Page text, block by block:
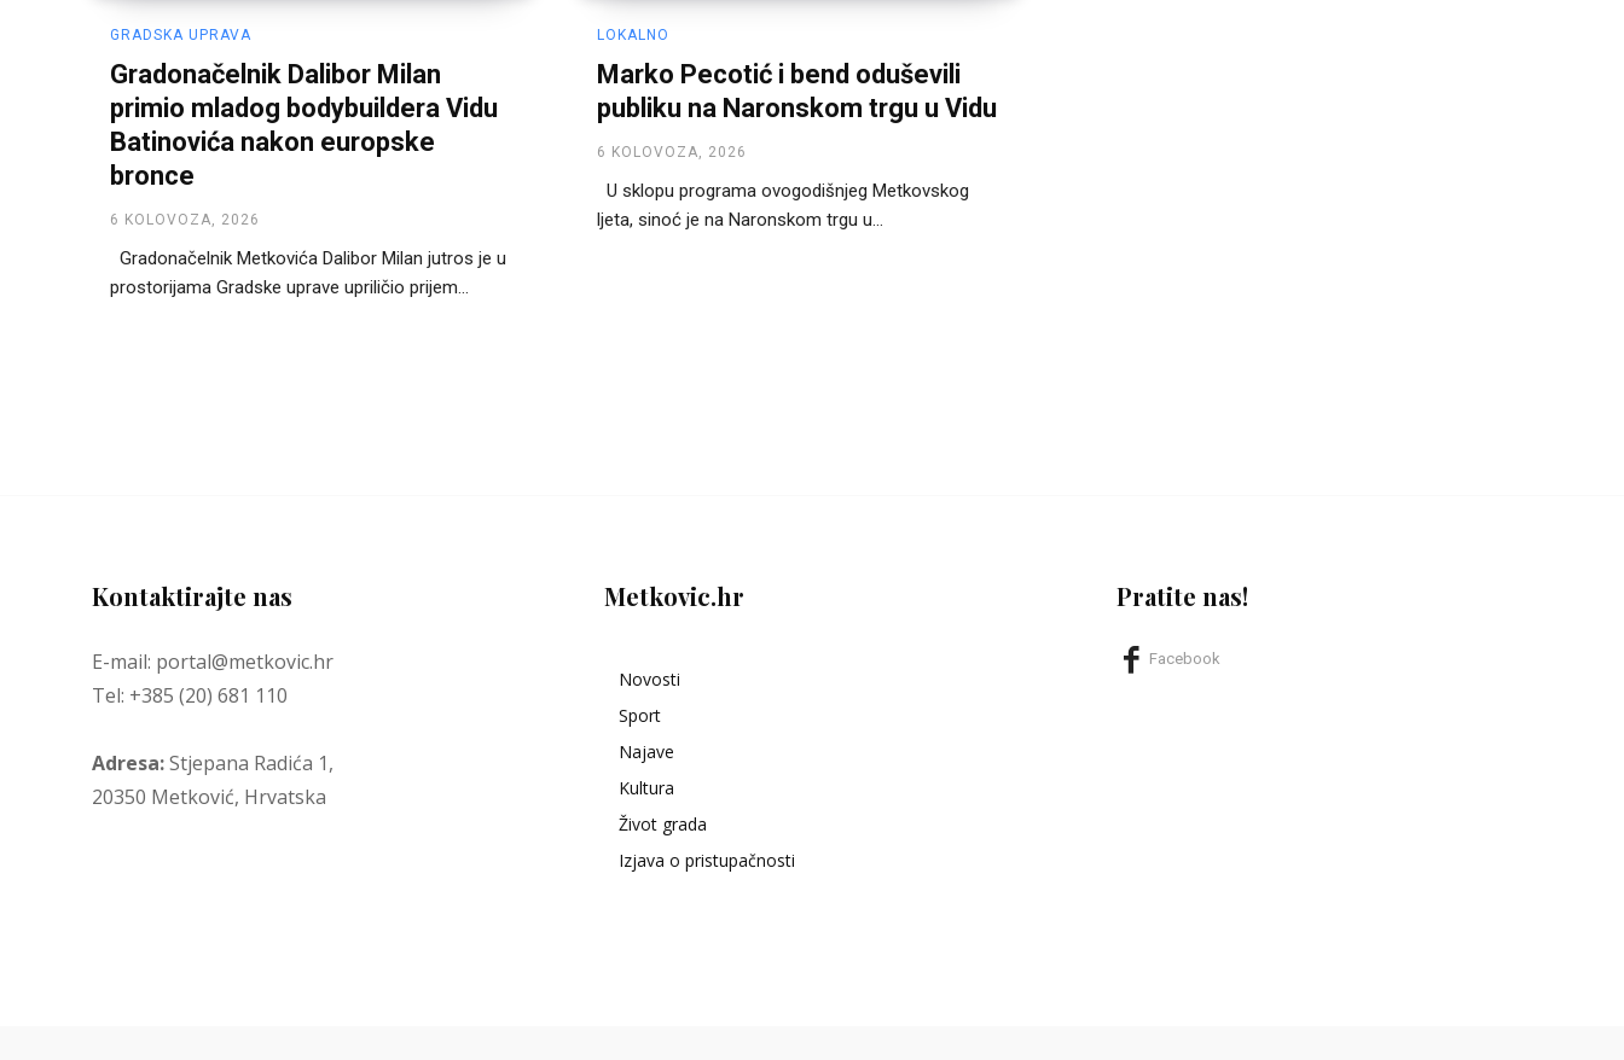
GRADSKA UPRAVA
Gradonačelnik Dalibor Milan
primio mladog bodybuildera Vidu
Batinovića nakon europske
bronce
6 KOLOVOZA, 2026
Gradonačelnik Metkovića Dalibor Milan jutros je u
prostorijama Gradske uprave upriličio prijem...
LOKALNO
Marko Pecotić i bend oduševili
publiku na Naronskom trgu u Vidu
6 KOLOVOZA, 2026
U sklopu programa ovogodišnjeg Metkovskog
ljeta, sinoć je na Naronskom trgu u...
Kontaktirajte nas
E-mail: portal@metkovic.hr
Tel: +385 (20) 681 110
Adresa:Stjepana Radića 1,
20350 Metković, Hrvatska
Metkovic.hr
Novosti
Sport
Najave
Kultura
Život grada
Izjava o pristupačnosti
Pratite nas!
Facebook